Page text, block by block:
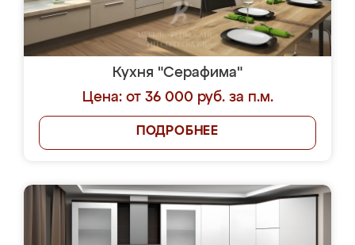
Кухня "Серафима"
Цена: от 36 000 руб. за п.м.
ПОДРОБНЕЕ